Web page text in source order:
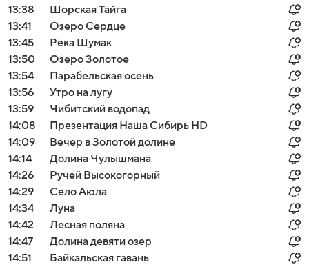
13:38
Шорская Тайга
13:41
Озеро Сердце
13:45
Река Шумак
13:50
Озеро Золотое
13:54
Парабельская осень
13:56
Утро на лугу
13:59
Чибитский водопад
14:08
Презентация Наша Сибирь HD
14:09
Вечер в Золотой долине
14:14
Долина Чулышмана
14:26
Ручей Высокогорный
14:29
Село Аюла
14:34
Луна
14:42
Лесная поляна
14:47
Долина девяти озер
14:51
Байкальская гавань